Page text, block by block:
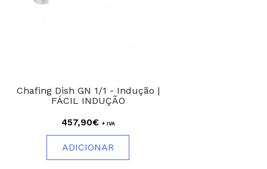
Chafing Dish GN 1/1 - Indução |
FÁCIL INDUÇÃO
457,90€ + IVA
ADICIONAR